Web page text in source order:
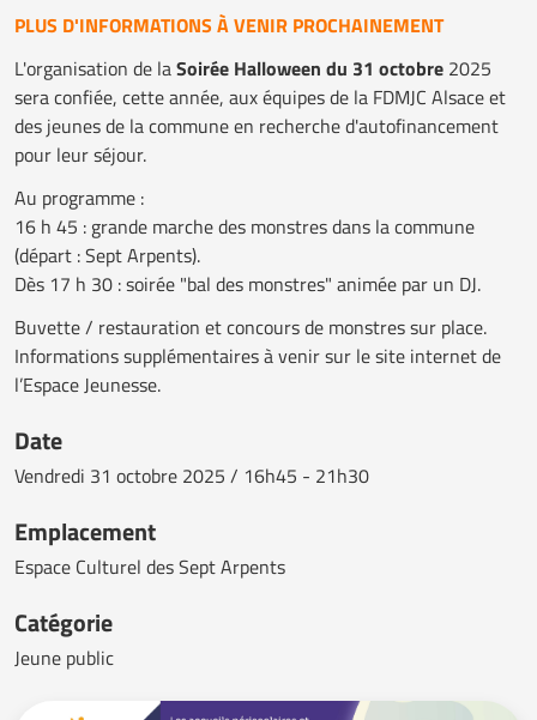
PLUS D'INFORMATIONS À VENIR PROCHAINEMENT
L'organisation de laSoirée Halloween du 31 octobre 2025
sera confiée, cette année, aux équipes de la FDMJC Alsace et
des jeunes de la commune en recherche d'autofinancement
pour leur séjour.
Au programme :
16 h 45 : grande marche des monstres dans la commune
(départ : Sept Arpents).
Dès 17 h 30 : soirée "bal des monstres" animée par un DJ.
Buvette / restauration et concours de monstres sur place.
Informations supplémentaires à venir sur le site internet de
l’Espace Jeunesse.
Date
Vendredi 31 octobre 2025 / 16h45 - 21h30
Emplacement
Espace Culturel des Sept Arpents
Catégorie
Jeune public